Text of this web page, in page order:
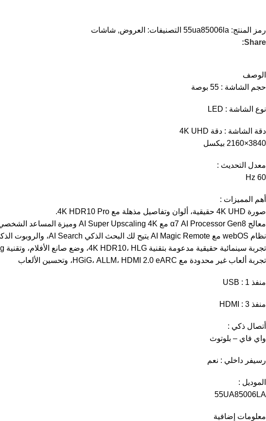
رمز المنتج: 55ua85006la التصنيفات: العروض, شاشات
Share:
الوصف
حجم الشاشة : 55 بوصة
نوع الشاشة : LED
دقة الشاشة : دقة 4K UHD
3840×2160 بيكسل
معدل التحديث :
60 Hz
أهم المميزات :
صورة 4K UHD حقيقية، ألوان وتفاصيل مذهلة مع 4K HDR10 Pro.
معالج α7 AI Processor Gen8 مع AI Super Upscaling 4K وميزة المساعد الشخصي للصورة والصوت.
نظام webOS مع AI Magic Remote يتيح لك البحث الذكي AI Search، والروبوت الذكي AI Chatbot، والمساعد الذكي AI Concierge، بينما يقوم برنامج webOS Re:New بتحديث الجهاز سنويًا لمدة 5 سنوات.
تجربة سينمائية حقيقية مدعومة بتقنية 4K HDR10، HLG، وضع صانع الأفلام، وتقنية Advanced Dynamic Tone Mapping.
تجربة ألعاب غير محدودة مع HGiG، ALLM، HDMI 2.0 eARC، وتحسين الألعاب
منفذ USB : 1
منفذ HDMI : 3
أتصال ذكي :
واي فاي – بلوتوث
رسيفر داخلي : نعم
الموديل :
55UA85006LA
معلومات إضافية